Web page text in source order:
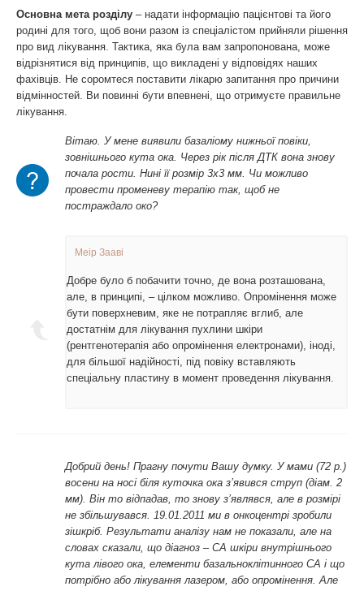
Основна мета розділу – надати інформацію пацієнтові та його
родині для того, щоб вони разом із спеціалістом прийняли рішення
про вид лікування. Тактика, яка була вам запропонована, може
відрізнятися від принципів, що викладені у відповідях наших
фахівців. Не соромтеся поставити лікарю запитання про причини
відмінностей. Ви повинні бути впевнені, що отримуєте правильне
лікування.
Вітаю. У мене виявили базаліому нижньої повіки,
зовнішнього кута ока. Через рік після ДТК вона знову
почала рости. Нині її розмір 3х3 мм. Чи можливо
провести променеву терапію так, щоб не
постраждало око?
Меір Зааві
Добре було б побачити точно, де вона розташована,
але, в принципі, – цілком можливо. Опромінення може
бути поверхневим, яке не потрапляє вглиб, але
достатнім для лікування пухлини шкіри
(рентгенотерапія або опромінення електронами), іноді,
для більшої надійності, під повіку вставляють
спеціальну пластину в момент проведення лікування.
Добрий день! Прагну почути Вашу думку. У мами (72 р.)
восени на носі біля куточка ока з’явився струп (діам. 2
мм). Він то відпадав, то знову з’являвся, але в розмірі
не збільшувався. 19.01.2011 ми в онкоцентрі зробили
зішкріб. Результати аналізу нам не показали, але на
словах сказали, що діагноз – СА шкіри внутрішнього
кута лівого ока, елементи базальноклітинного СА і що
потрібно або лікування лазером, або опромінення. Але